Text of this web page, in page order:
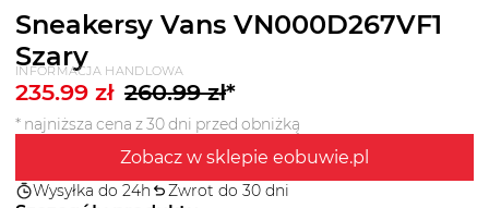
Sneakersy Vans VN000D267VF1
Szary
INFORMACJA HANDLOWA
235.99 zł 260.99zł*
* najniższa cena z 30 dni przed obniżką
Zobacz w sklepie eobuwie.pl
Wysyłka do 24h Zwrot do 30 dni